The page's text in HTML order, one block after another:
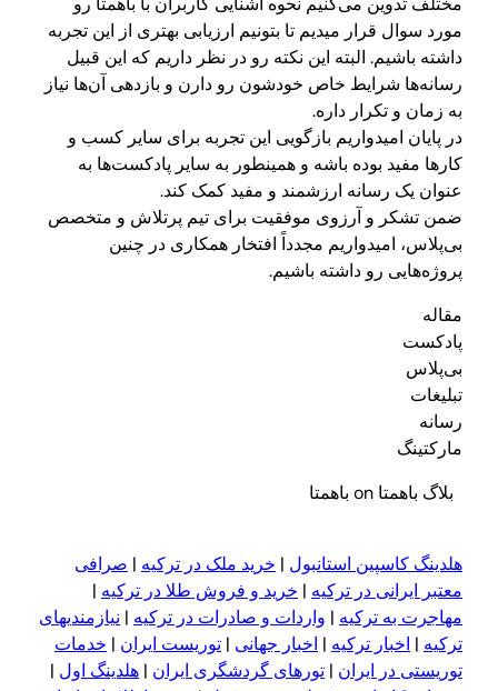
مورد سوال قرار میدیم تا بتونیم ارزیابی بهتری از این تجربه
داشته باشیم. البته این نکته رو در نظر داریم که این قبیل
رسانه‌ها شرایط خاص خودشون رو دارن و بازدهی آن‌ها نیاز
به زمان و تکرار داره.
در پایان امیدواریم بازگویی این تجربه برای سایر کسب و
کارها مفید بوده باشه و همینطور به سایر پادکست‌ها به
عنوان یک رسانه ارزشمند و مفید کمک کند.
ضمن تشکر و آرزوی موفقیت برای تیم پرتلاش و متخصص
بی‌پلاس، امیدواریم مجدداً افتخار همکاری در چنین
پروژه‌هایی رو داشته باشیم.
مقاله
پادکست
بی‌پلاس
تبلیغات
رسانه
مارکتینگ
بلاگ باهمتا on باهمتا
هلدینگ کاسپین استانبول | خرید ملک در ترکیه | صرافی
معتبر ایرانی در ترکیه | خرید و فروش طلا در ترکیه |
مهاجرت به ترکیه | واردات و صادرات در ترکیه | نیازمندیهای
ترکیه | اخبار ترکیه | اخبار جهانی | توریست ایران | خدمات
توریستی در ایران | تورهای گردشگری ایران | هلدینگ اول |